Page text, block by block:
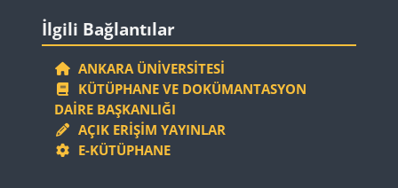
Bloklar
İlgili Bağlantılar
ANKARA ÜNIVERSITESI
KÜTÜPHANE VE DOKÜMANTASYON
DAIRE BAŞKANLIĞI
AÇIK ERIŞIM YAYINLAR
E-KÜTÜPHANE